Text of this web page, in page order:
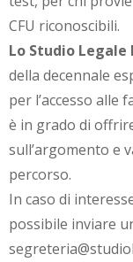
CFU riconoscibili.
Lo Studio
della decennale
per l’accesso alle
è in grado di
sull’argomento e
percorso.
In caso di
possibile inviare